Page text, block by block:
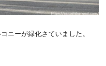
ニーが緑化さていました。